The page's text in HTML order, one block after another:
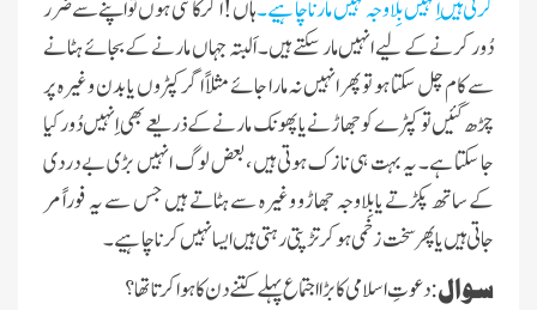
کرتی ہیں اِنہیں بِلاوجہ نہیں مارنا چاہیے۔ہا ں! اگر کاٹتی ہوں تو اپنے سے ضرر
دُور کرنے کے لیے انہیں مار سکتے ہیں ۔ اَلبتہ جہاں مارنے کے بجائے ہٹانے
سے کام چل سکتا ہو تو پھر انہیں نہ مارا جائے مثلاً اگر کپڑوں یا بدن وغیرہ پر
چڑھ گئیں تو کپڑے کو جھاڑنے یا پھونک مارنےکے ذریعے بھی اِنہیں دُور کیا
جا سکتا ہے۔ یہ بہت ہی نازک ہوتی ہیں ،بعض لوگ انہیں بڑی بے دردی
کے ساتھ پکڑتے یابِلاوجہ جھاڑو وغیرہ سے ہٹاتے ہیں جس سے یہ فوراً مر
جاتی ہیں یاپھرسخت زخمی ہو کر تڑپتی رہتی ہیں ایسا نہیں کرنا چاہیے۔
سوال:دعوتِ اسلامی کا بڑااجتماع پہلےکتنے دن کا ہواکرتاتھا؟